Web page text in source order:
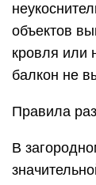
объектов
кровля или
балкон не
Правила
В